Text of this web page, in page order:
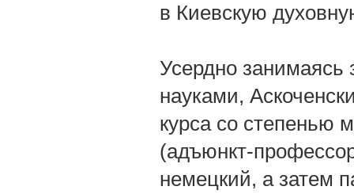
в Киевскую
Усердно занимаясь
науками,
курса со степенью
(адъюнкт-
немецкий, а затем